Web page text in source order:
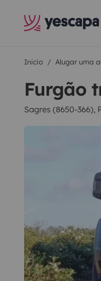
Inicio Alugar uma
Furgão
Sagres (8650-366),